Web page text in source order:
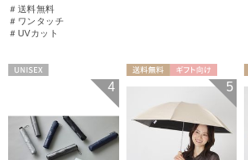
＃送料無料
＃ワンタッチ
＃UVカット
4
ギフト向け
5